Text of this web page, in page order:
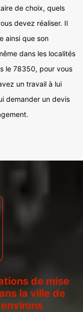
de choix, quels
devez réaliser. Il
ainsi que son
dans les localités
le 78350, pour vous
un travail à lui
demander un devis
de mise
la ville de